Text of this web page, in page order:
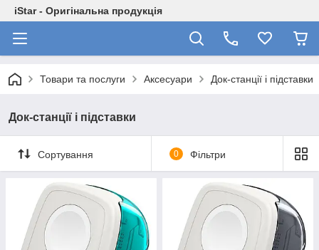
iStar - Оригінальна продукція
Товари та послуги Аксесуари Док-станції і підставки
Док-станції і підставки
Сортування 0 Фільтри